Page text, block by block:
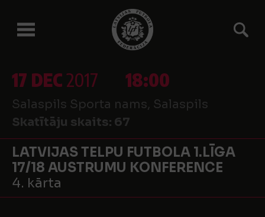
17 DEC2017 18:00
Salaspils Sporta nams, Salaspils
Skatītāju skaits: 67
LATVIJAS TELPU FUTBOLA 1.LĪGA
17/18 AUSTRUMU KONFERENCE
4. kārta